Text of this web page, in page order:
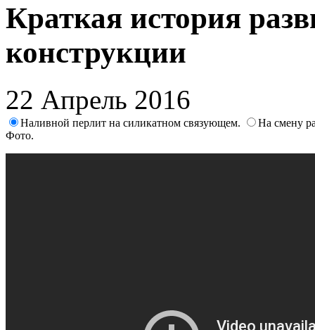
Краткая история
конструкции
22 Апрель 2016
Наливной перлит на силикатном связующем.
На смену
Фото.